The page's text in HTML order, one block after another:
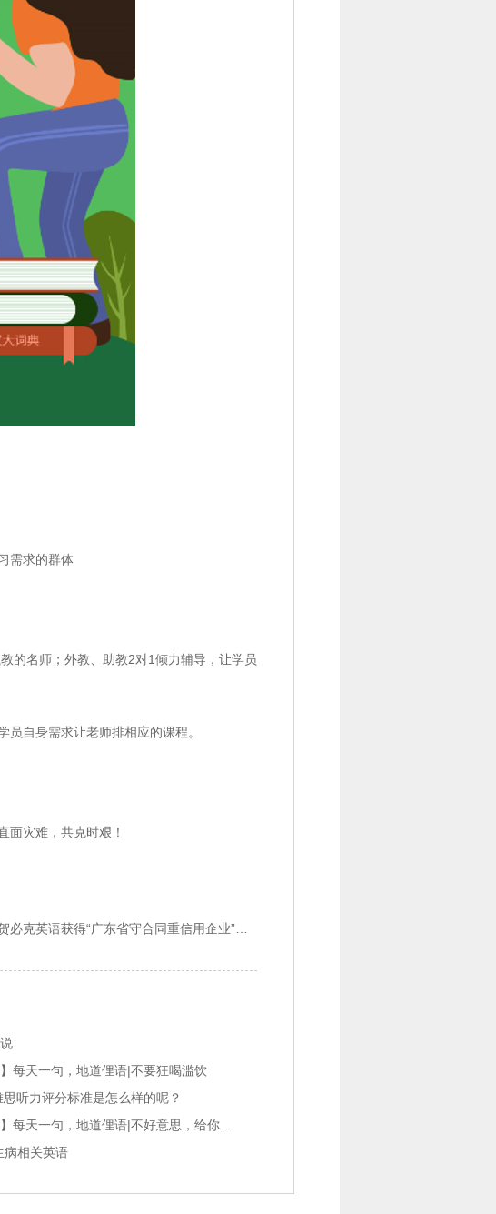
需求的群体
名师；外教、助教2对1倾力辅导，让学员
自身需求让老师排相应的课程。
灾难，共克时艰！
下一篇：热烈祝贺必克英语获得“广东省守合同重信用企业”荣誉称号
每天一句，地道俚语|不要狂喝滥饮
思听力评分标准是怎么样的呢？
【日常英语交际口语】每天一句，地道俚语|不好意思，给你添麻烦了
病相关英语